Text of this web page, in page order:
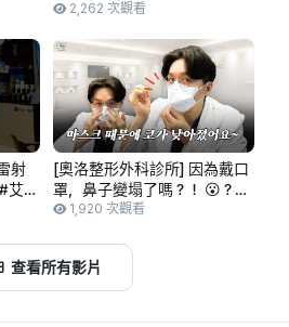
版) 6個月心得 (大學生 金*翰)
2,262 次觀看
射
艾利
[奧洛整形外科診所] 因為戴口
罩，鼻子變塌了嗎？！ 😮？！
#天啊 #整形外科專科醫師 #
#有問必答 #交流 #告知大家 #
通知
1,920 次觀看
查看所有影片